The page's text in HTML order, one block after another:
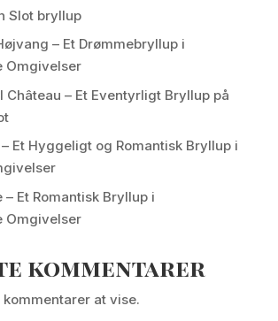
Slot bryllup
– Et Drømmebryllup i
Omgivelser
Château – Et Eventyrligt Bryllup på
Et Hyggeligt og Romantisk Bryllup i
Et Romantisk Bryllup i
Omgivelser
kommentarer
kommentarer at vise.